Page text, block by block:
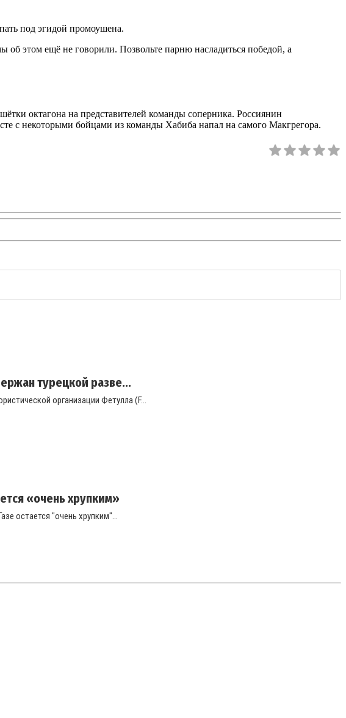
под эгидой промоушена.
этом ещё не говорили. Позвольте парню насладиться победой, а
октагона на представителей команды соперника. Россиянин
с некоторыми бойцами из команды Хабиба напал на самого Макгрегора.
турецкой разве...
организации Фетулла (F...
«очень хрупким»
остается "очень хрупким"...